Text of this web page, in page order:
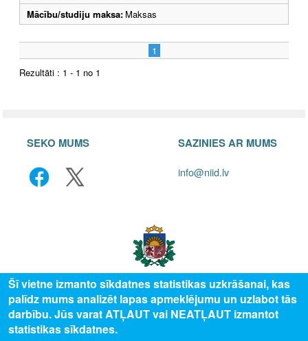
Mācību/studiju maksa: Maksas
1
Rezultāti : 1 - 1 no 1
SEKO MUMS SAZINIES AR MUMS
info@niid.lv
© 2025 Valsts izglītības attīstības aģentūra, publicētā satura visas tiesības
Šī vietne izmanto sīkdatnes statistikas uzkrāšanai, kas
palīdz mums analizēt lapas apmeklējumu un uzlabot tās
darbību. Jūs varat ATĻAUT vai NEATĻAUT izmantot
statistikas sīkdatnes.